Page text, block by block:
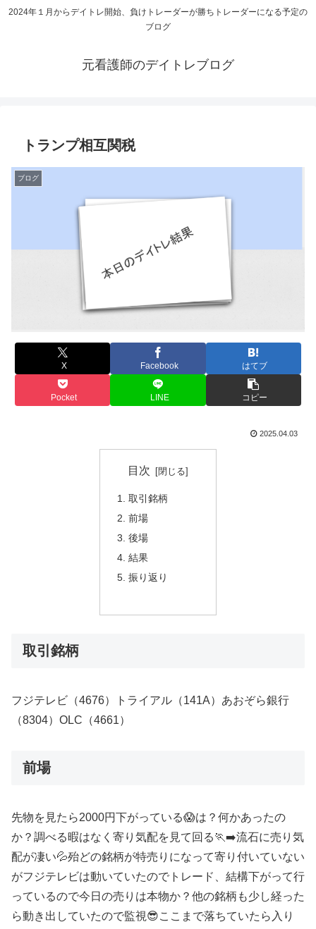
2024年１月からデイトレ開始、負けトレーダーが勝ちトレーダーになる予定の
ブログ
元看護師のデイトレブログ
トランプ相互関税
ブログ
X Facebook はてブ
Pocket LINE コピー
2025.04.03
目次
取引銘柄
前場
後場
結果
振り返り
取引銘柄
フジテレビ（4676）トライアル（141A）あおぞら銀行
（8304）OLC（4661）
前場
先物を見たら2000円下がっている😱は？何かあったの
か？調べる暇はなく寄り気配を見て回る🏃‍➡️流石に売り気
配が凄い💦殆どの銘柄が特売りになって寄り付いていない
がフジテレビは動いていたのでトレード、結構下がって行
っているので今日の売りは本物か？他の銘柄も少し経った
ら動き出していたので監視😎ここまで落ちていたら入り